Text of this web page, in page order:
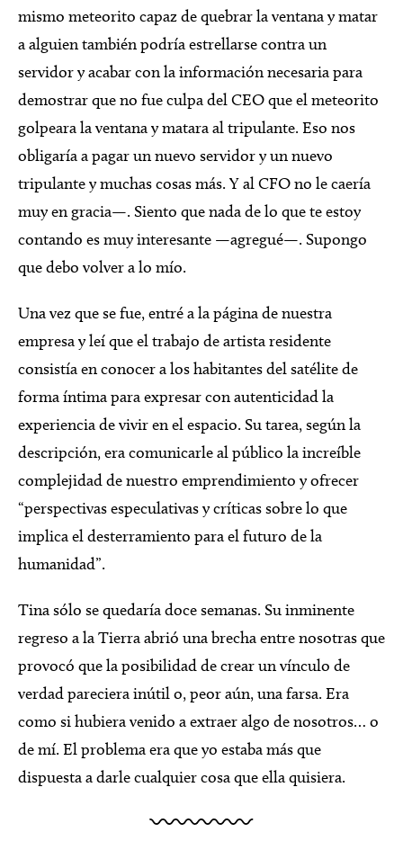
mismo meteorito capaz de quebrar la ventana y matar
a alguien también podría estrellarse contra un
servidor y acabar con la información necesaria para
demostrar que no fue culpa del CEO que el meteorito
golpeara la ventana y matara al tripulante. Eso nos
obligaría a pagar un nuevo servidor y un nuevo
tripulante y muchas cosas más. Y al CFO no le caería
muy en gracia—. Siento que nada de lo que te estoy
contando es muy interesante —agregué—. Supongo
que debo volver a lo mío.
Una vez que se fue, entré a la página de nuestra
empresa y leí que el trabajo de artista residente
consistía en conocer a los habitantes del satélite de
forma íntima para expresar con autenticidad la
experiencia de vivir en el espacio. Su tarea, según la
descripción, era comunicarle al público la increíble
complejidad de nuestro emprendimiento y ofrecer
“perspectivas especulativas y críticas sobre lo que
implica el desterramiento para el futuro de la
humanidad”.
Tina sólo se quedaría doce semanas. Su inminente
regreso a la Tierra abrió una brecha entre nosotras que
provocó que la posibilidad de crear un vínculo de
verdad pareciera inútil o, peor aún, una farsa. Era
como si hubiera venido a extraer algo de nosotros… o
de mí. El problema era que yo estaba más que
dispuesta a darle cualquier cosa que ella quisiera.